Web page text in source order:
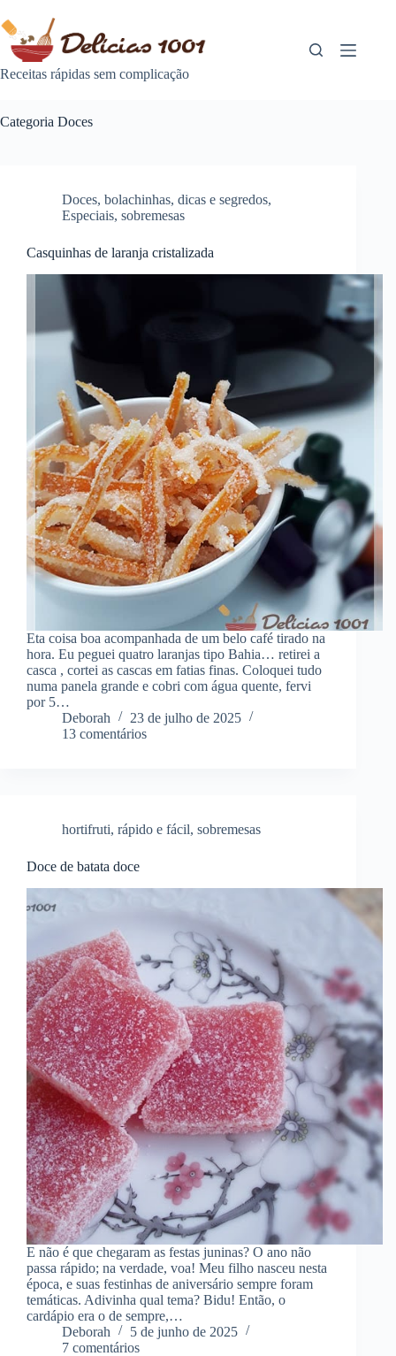
para
conteúdo
Receitas rápidas sem complicação
Categoria Doces
Doces, bolachinhas, dicas e segredos,
Especiais, sobremesas
Casquinhas de laranja cristalizada
Eta coisa boa acompanhada de um belo café tirado na
hora. Eu peguei quatro laranjas tipo Bahia… retirei a
casca , cortei as cascas em fatias finas. Coloquei tudo
numa panela grande e cobri com água quente, fervi
por 5…
Deborah
23 de julho de 2025
13 comentários
hortifruti, rápido e fácil, sobremesas
Doce de batata doce
E não é que chegaram as festas juninas? O ano não
passa rápido; na verdade, voa! Meu filho nasceu nesta
época, e suas festinhas de aniversário sempre foram
temáticas. Adivinha qual tema? Bidu! Então, o
cardápio era o de sempre,…
Deborah
5 de junho de 2025
7 comentários